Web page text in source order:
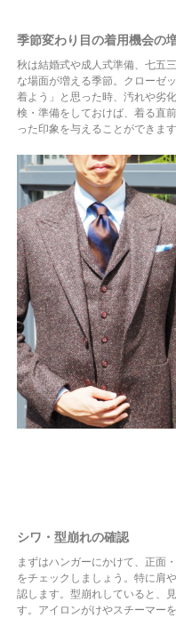
季節変わり目の着用機会の
秋は結婚式や成人式準備、七五
な場面が増える季節。クローゼ
着よう」と思った時、汚れや劣
検・準備をしておけば、着る直
った印象を与えることができます
シワ・型崩れの確認
まずはハンガーにかけて、正面
をチェックしましょう。特に肩
認します。型崩れしていると、
す。アイロンがけやスチーマー